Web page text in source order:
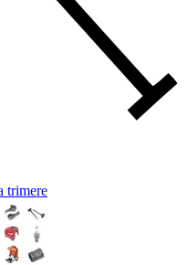
trimere